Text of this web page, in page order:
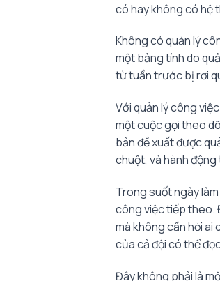
có hay không có hệ
Không có quản lý
một bảng tính do
từ tuần trước bị rơi
Với quản lý công
một cuộc gọi theo
bản đề xuất được
chuột, và hành
Trong suốt ngày
công việc tiếp theo.
mà không cần hỏi ai
của cả đội có thể
Đây không phải là